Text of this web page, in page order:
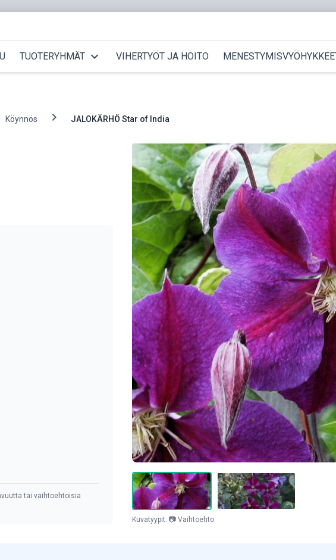
TUOTERYHMÄT expand_more VIHERTYÖT JA HOITO
Köynnös chevron_right JALOKÄRHÖ Star of India
tai vaihtoehtoisia
Kuvatyypit: 📷 Vaihtoehto